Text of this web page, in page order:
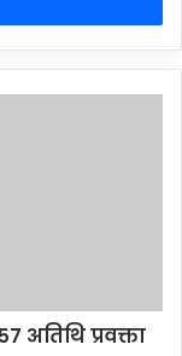
अतिथि प्रवक्ता